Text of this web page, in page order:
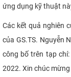
ứng dụng kỹ thuật
Các kết quả nghiên
của GS.TS. Nguyễn
công bố trên tạp
2022. Xin chúc